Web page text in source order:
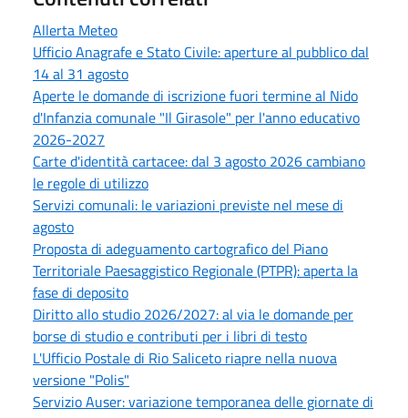
Allerta Meteo
Ufficio Anagrafe e Stato Civile: aperture al pubblico dal
14 al 31 agosto
Aperte le domande di iscrizione fuori termine al Nido
d'Infanzia comunale "Il Girasole" per l'anno educativo
2026-2027
Carte d'identità cartacee: dal 3 agosto 2026 cambiano
le regole di utilizzo
Servizi comunali: le variazioni previste nel mese di
agosto
Proposta di adeguamento cartografico del Piano
Territoriale Paesaggistico Regionale (PTPR): aperta la
fase di deposito
Diritto allo studio 2026/2027: al via le domande per
borse di studio e contributi per i libri di testo
L'Ufficio Postale di Rio Saliceto riapre nella nuova
versione "Polis"
Servizio Auser: variazione temporanea delle giornate di